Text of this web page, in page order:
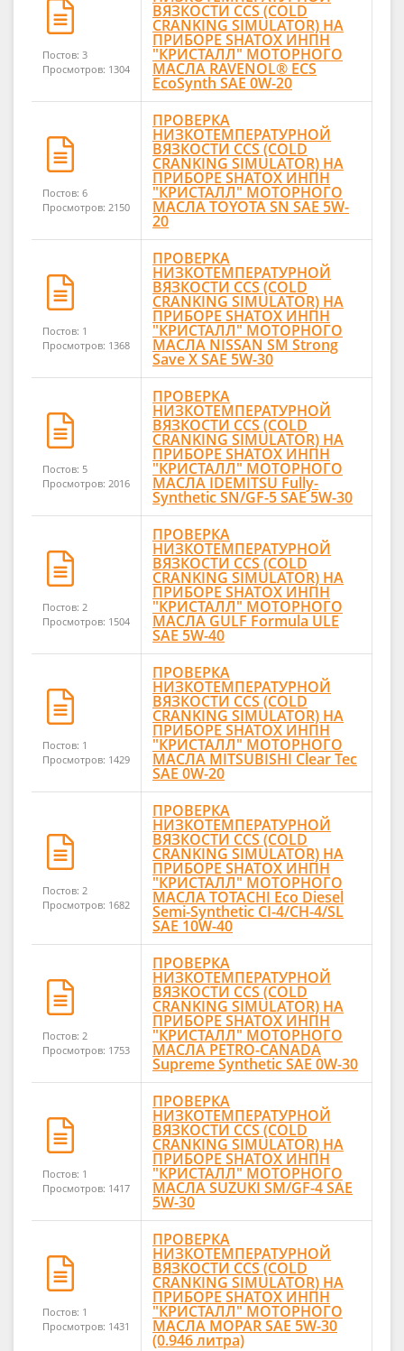
Постов: 3
Просмотров: 1304
ВЯЗКОСТИ CCS (COLD
CRANKING SIMULATOR) НА
ПРИБОРЕ SHATOX ИНПН
"КРИСТАЛЛ" МОТОРНОГО
МАСЛА RAVENOL® ECS
EcoSynth SAE 0W-20
Постов: 6
Просмотров: 2150
ПРОВЕРКА
НИЗКОТЕМПЕРАТУРНОЙ
ВЯЗКОСТИ CCS (COLD
CRANKING SIMULATOR) НА
ПРИБОРЕ SHATOX ИНПН
"КРИСТАЛЛ" МОТОРНОГО
МАСЛА TOYOTA SN SAE 5W-
20
Постов: 1
Просмотров: 1368
ПРОВЕРКА
НИЗКОТЕМПЕРАТУРНОЙ
ВЯЗКОСТИ CCS (COLD
CRANKING SIMULATOR) НА
ПРИБОРЕ SHATOX ИНПН
"КРИСТАЛЛ" МОТОРНОГО
МАСЛА NISSAN SM Strong
Save X SAE 5W-30
Постов: 5
Просмотров: 2016
ПРОВЕРКА
НИЗКОТЕМПЕРАТУРНОЙ
ВЯЗКОСТИ CCS (COLD
CRANKING SIMULATOR) НА
ПРИБОРЕ SHATOX ИНПН
"КРИСТАЛЛ" МОТОРНОГО
МАСЛА IDEMITSU Fully-
Synthetic SN/GF-5 SAE 5W-30
Постов: 2
Просмотров: 1504
ПРОВЕРКА
НИЗКОТЕМПЕРАТУРНОЙ
ВЯЗКОСТИ CCS (COLD
CRANKING SIMULATOR) НА
ПРИБОРЕ SHATOX ИНПН
"КРИСТАЛЛ" МОТОРНОГО
МАСЛА GULF Formula ULE
SAE 5W-40
Постов: 1
Просмотров: 1429
ПРОВЕРКА
НИЗКОТЕМПЕРАТУРНОЙ
ВЯЗКОСТИ CCS (COLD
CRANKING SIMULATOR) НА
ПРИБОРЕ SHATOX ИНПН
"КРИСТАЛЛ" МОТОРНОГО
МАСЛА MITSUBISHI Clear Tec
SAE 0W-20
Постов: 2
Просмотров: 1682
ПРОВЕРКА
НИЗКОТЕМПЕРАТУРНОЙ
ВЯЗКОСТИ CCS (COLD
CRANKING SIMULATOR) НА
ПРИБОРЕ SHATOX ИНПН
"КРИСТАЛЛ" МОТОРНОГО
МАСЛА TOTACHI Eco Diesel
Semi-Synthetic CI-4/CH-4/SL
SAE 10W-40
Постов: 2
Просмотров: 1753
ПРОВЕРКА
НИЗКОТЕМПЕРАТУРНОЙ
ВЯЗКОСТИ CCS (COLD
CRANKING SIMULATOR) НА
ПРИБОРЕ SHATOX ИНПН
"КРИСТАЛЛ" МОТОРНОГО
МАСЛА PETRO-CANADA
Supreme Synthetic SAE 0W-30
Постов: 1
Просмотров: 1417
ПРОВЕРКА
НИЗКОТЕМПЕРАТУРНОЙ
ВЯЗКОСТИ CCS (COLD
CRANKING SIMULATOR) НА
ПРИБОРЕ SHATOX ИНПН
"КРИСТАЛЛ" МОТОРНОГО
МАСЛА SUZUKI SM/GF-4 SAE
5W-30
Постов: 1
Просмотров: 1431
ПРОВЕРКА
НИЗКОТЕМПЕРАТУРНОЙ
ВЯЗКОСТИ CCS (COLD
CRANKING SIMULATOR) НА
ПРИБОРЕ SHATOX ИНПН
"КРИСТАЛЛ" МОТОРНОГО
МАСЛА MOPAR SAE 5W-30
(0.946 литра)